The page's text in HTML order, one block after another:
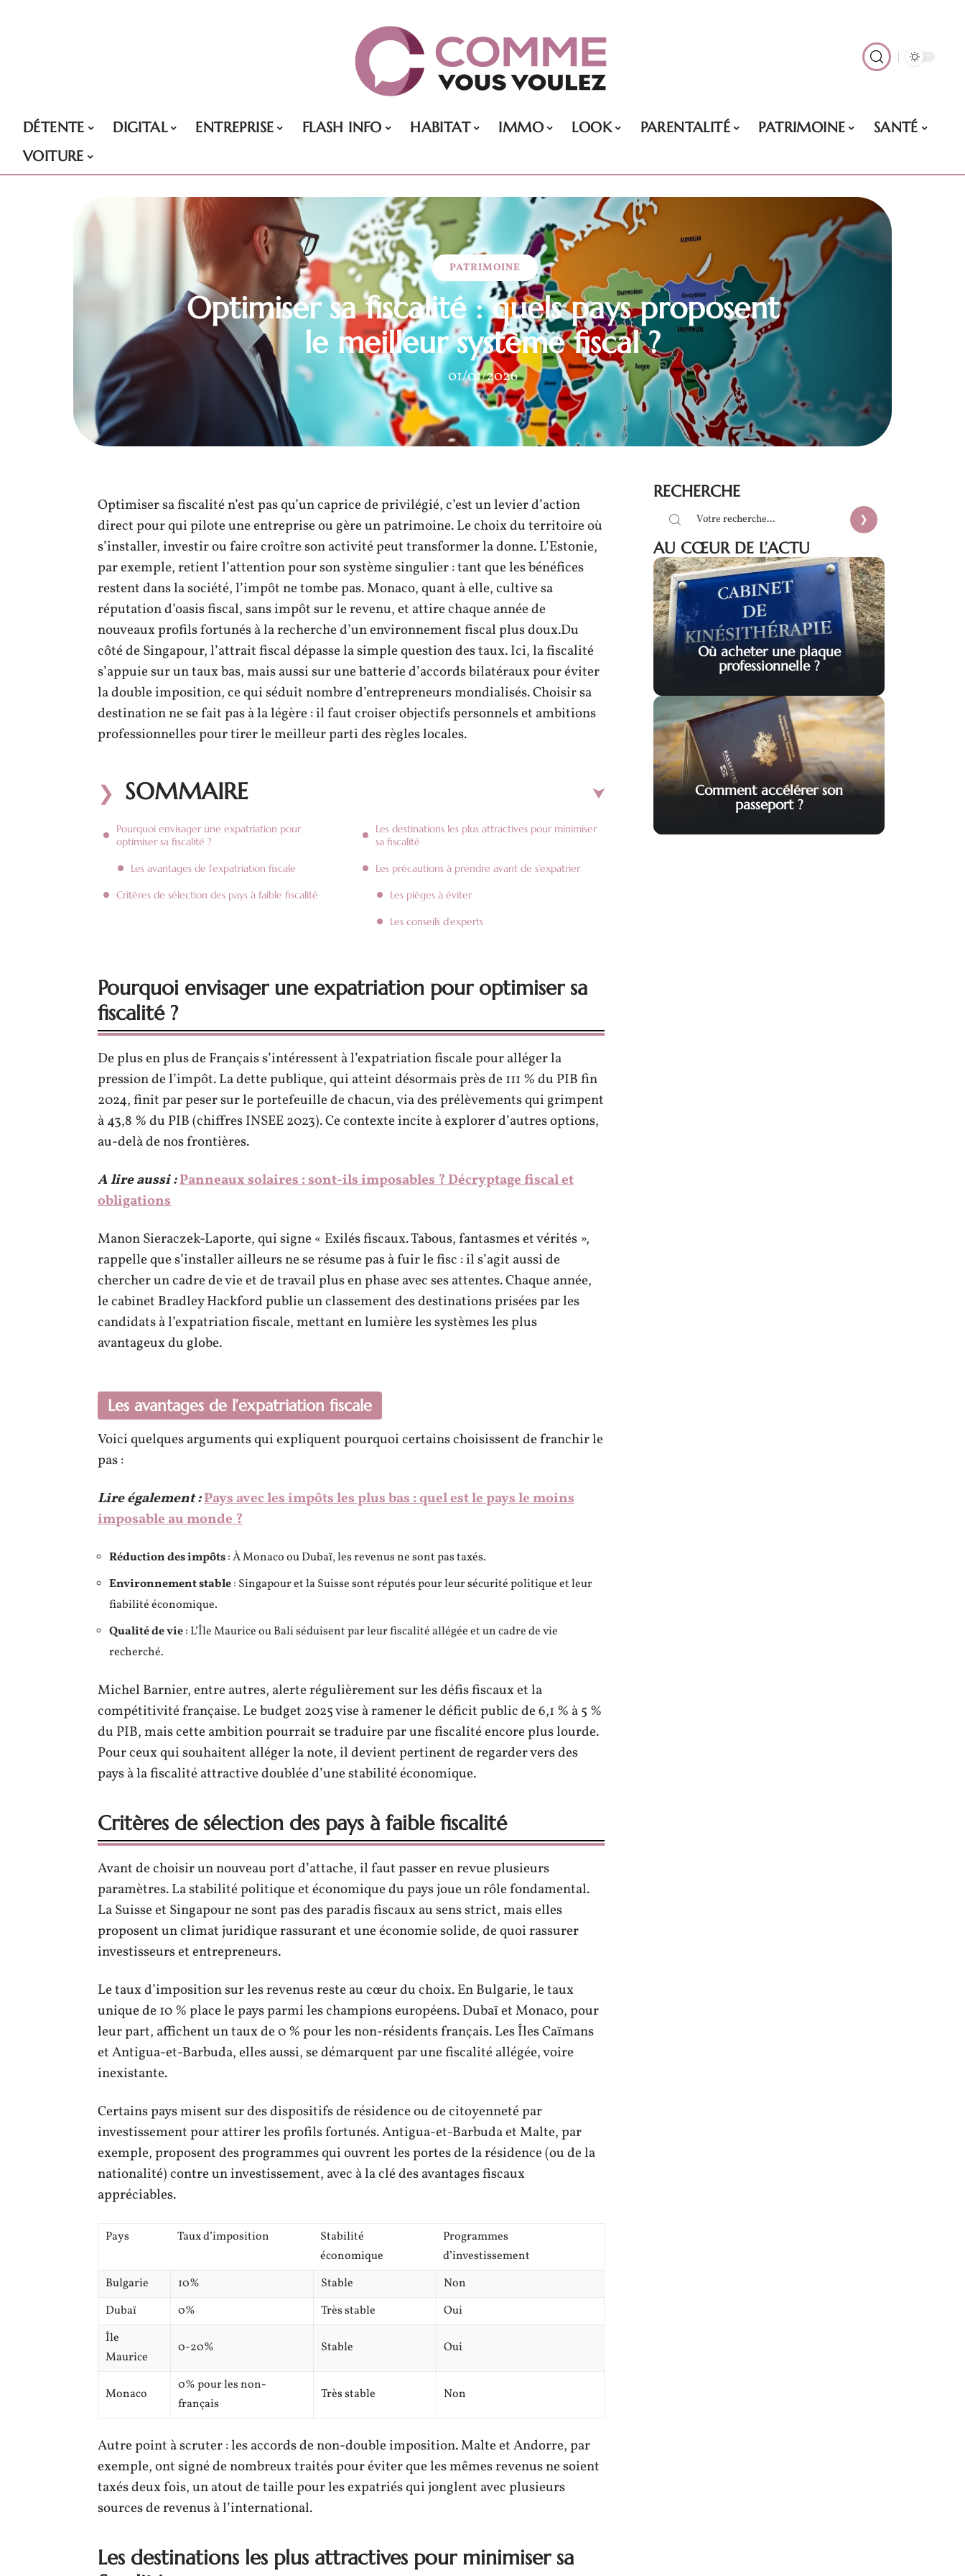
DÉTENTE DIGITAL ENTREPRISE FLASH INFO HABITAT IMMO LOOK PARENTALITÉ PATRIMOINE
SANTÉ
VOITURE
PATRIMOINE
Optimiser sa fiscalité : quels pays proposent
le meilleur système fiscal ?
01/01/2026
Optimiser sa fiscalité n’est pas qu’un caprice de privilégié, c’est un levier d’action
direct pour qui pilote une entreprise ou gère un patrimoine. Le choix du territoire où
s’installer, investir ou faire croître son activité peut transformer la donne. L’Estonie,
par exemple, retient l’attention pour son système singulier : tant que les bénéfices
restent dans la société, l’impôt ne tombe pas. Monaco, quant à elle, cultive sa
réputation d’oasis fiscal, sans impôt sur le revenu, et attire chaque année de
nouveaux profils fortunés à la recherche d’un environnement fiscal plus doux.Du
côté de Singapour, l’attrait fiscal dépasse la simple question des taux. Ici, la fiscalité
s’appuie sur un taux bas, mais aussi sur une batterie d’accords bilatéraux pour éviter
la double imposition, ce qui séduit nombre d’entrepreneurs mondialisés. Choisir sa
destination ne se fait pas à la légère : il faut croiser objectifs personnels et ambitions
professionnelles pour tirer le meilleur parti des règles locales.
SOMMAIRE
Pourquoi envisager une expatriation pour
optimiser sa fiscalité ?
Les avantages de l’expatriation fiscale
Critères de sélection des pays à faible fiscalité
Les destinations les plus attractives pour minimiser
sa fiscalité
Les précautions à prendre avant de s’expatrier
Les pièges à éviter
Les conseils d’experts
Pourquoi envisager une expatriation pour optimiser sa
fiscalité ?
De plus en plus de Français s’intéressent à l’expatriation fiscale pour alléger la
pression de l’impôt. La dette publique, qui atteint désormais près de 111 % du PIB fin
2024, finit par peser sur le portefeuille de chacun, via des prélèvements qui grimpent
à 43,8 % du PIB (chiffres INSEE 2023). Ce contexte incite à explorer d’autres options,
au-delà de nos frontières.
A lire aussi :Panneaux solaires : sont-ils imposables ? Décryptage fiscal et
obligations
Manon Sieraczek-Laporte, qui signe « Exilés fiscaux. Tabous, fantasmes et vérités »,
rappelle que s’installer ailleurs ne se résume pas à fuir le fisc : il s’agit aussi de
chercher un cadre de vie et de travail plus en phase avec ses attentes. Chaque année,
le cabinet Bradley Hackford publie un classement des destinations prisées par les
candidats à l’expatriation fiscale, mettant en lumière les systèmes les plus
avantageux du globe.
Les avantages de l’expatriation fiscale
Voici quelques arguments qui expliquent pourquoi certains choisissent de franchir le
pas :
Lire également :Pays avec les impôts les plus bas : quel est le pays le moins
imposable au monde ?
Réduction des impôts: À Monaco ou Dubaï, les revenus ne sont pas taxés.
Environnement stable: Singapour et la Suisse sont réputés pour leur sécurité politique et leur
fiabilité économique.
Qualité de vie: L’Île Maurice ou Bali séduisent par leur fiscalité allégée et un cadre de vie
recherché.
Michel Barnier, entre autres, alerte régulièrement sur les défis fiscaux et la
compétitivité française. Le budget 2025 vise à ramener le déficit public de 6,1 % à 5 %
du PIB, mais cette ambition pourrait se traduire par une fiscalité encore plus lourde.
Pour ceux qui souhaitent alléger la note, il devient pertinent de regarder vers des
pays à la fiscalité attractive doublée d’une stabilité économique.
Critères de sélection des pays à faible fiscalité
Avant de choisir un nouveau port d’attache, il faut passer en revue plusieurs
paramètres. La stabilité politique et économique du pays joue un rôle fondamental.
La Suisse et Singapour ne sont pas des paradis fiscaux au sens strict, mais elles
proposent un climat juridique rassurant et une économie solide, de quoi rassurer
investisseurs et entrepreneurs.
Le taux d’imposition sur les revenus reste au cœur du choix. En Bulgarie, le taux
unique de 10 % place le pays parmi les champions européens. Dubaï et Monaco, pour
leur part, affichent un taux de 0 % pour les non-résidents français. Les Îles Caïmans
et Antigua-et-Barbuda, elles aussi, se démarquent par une fiscalité allégée, voire
inexistante.
Certains pays misent sur des dispositifs de résidence ou de citoyenneté par
investissement pour attirer les profils fortunés. Antigua-et-Barbuda et Malte, par
exemple, proposent des programmes qui ouvrent les portes de la résidence (ou de la
nationalité) contre un investissement, avec à la clé des avantages fiscaux
appréciables.
Pays Taux d’imposition
Stabilité
économique
Programmes
d’investissement
Bulgarie
10% Stable
Non
Dubaï
0% Très stable
Oui
Île
Maurice
0-20% Stable Oui
Monaco
0% pour les non-
français
Très stable Non
Autre point à scruter : les accords de non-double imposition. Malte et Andorre, par
exemple, ont signé de nombreux traités pour éviter que les mêmes revenus ne soient
taxés deux fois, un atout de taille pour les expatriés qui jonglent avec plusieurs
sources de revenus à l’international.
Les destinations les plus attractives pour minimiser sa
RECHERCHE
AU CŒUR DE L’ACTU
Où acheter une plaque
professionnelle ?
Comment accélérer son
passeport ?